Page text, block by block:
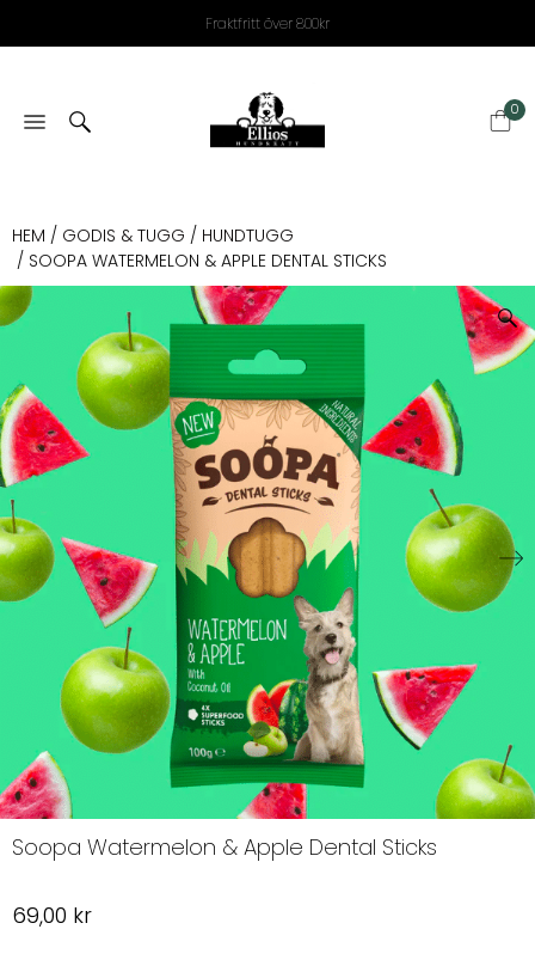
Fraktfritt över 800kr
0
HEM / GODIS & TUGG / HUNDTUGG
/ SOOPA WATERMELON & APPLE DENTAL STICKS
Soopa Watermelon & Apple Dental Sticks
69,00 kr